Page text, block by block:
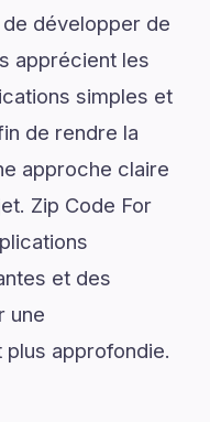
développer de
apprécient les
simples et
de rendre la
approche claire
Zip Code For
et des
une
approfondie.